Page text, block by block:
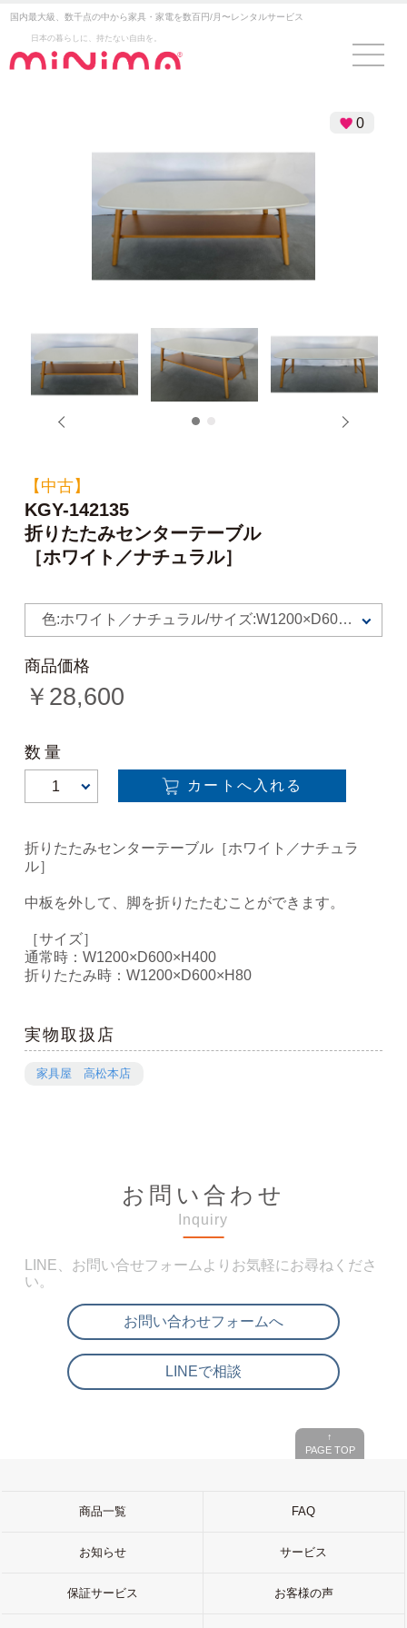
国内最大級、数千点の中から家具・家電を数百円/月〜レンタルサービス
日本の暮らしに、持たない自由を。
0
1 2
【中古】
KGY-142135
折りたたみセンターテーブル
［ホワイト／ナチュラル］
色:ホワイト／ナチュラル/サイズ:W1200×D600
×H400
商品価格
￥ 28,600
数量
1 カートへ入れる
折りたたみセンターテーブル［ホワイト／ナチュラ
ル］
中板を外して、脚を折りたたむことができます。
［サイズ］
通常時：W1200×D600×H400
折りたたみ時：W1200×D600×H80
実物取扱店
家具屋 高松本店
お問い合わせ
Inquiry
LINE、お問い合せフォームよりお気軽にお尋ねくださ
い。
お問い合わせフォームへ
LINEで相談
↑
PAGE TOP
商品一覧 FAQ
お知らせ サービス
保証サービス お客様の声